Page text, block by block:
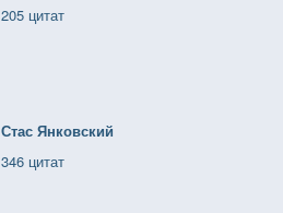
205 цитат
Стас Янковский
346 цитат